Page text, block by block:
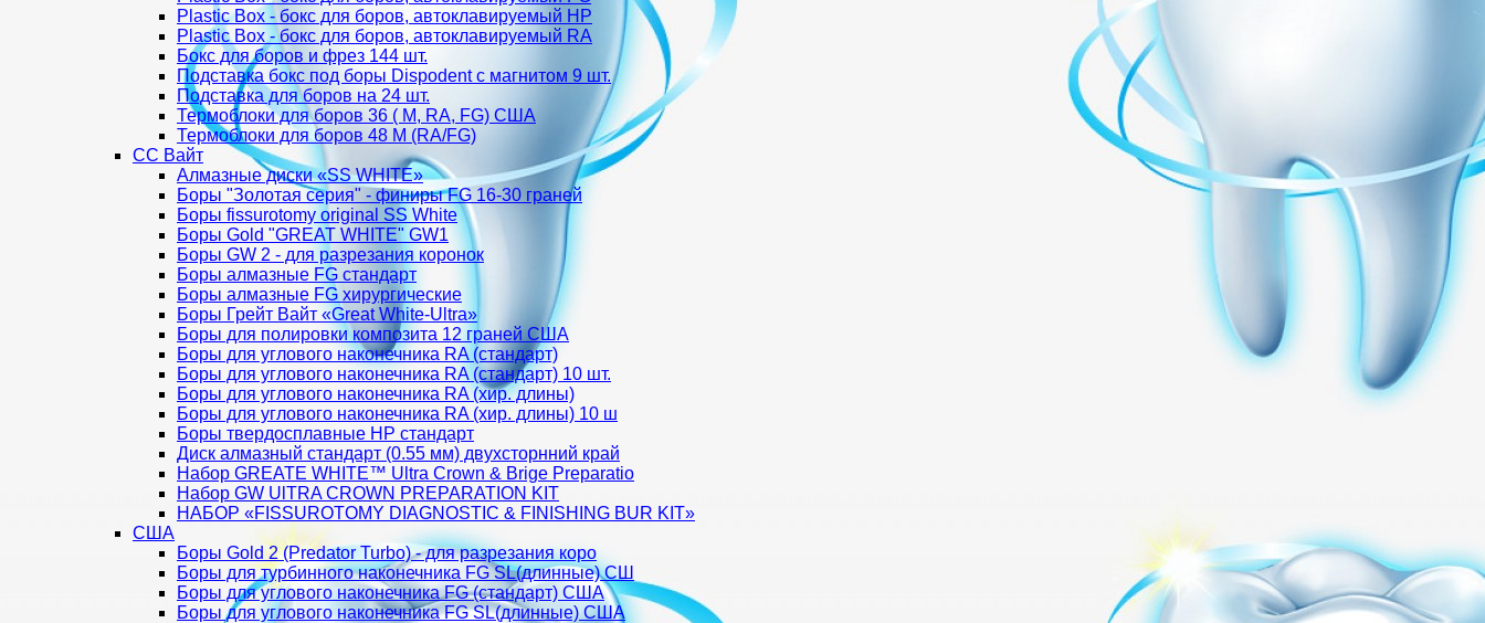
Plastic Box - бокс для боров, автоклавируемый HP
Plastic Box - бокс для боров, автоклавируемый RA
Бокс для боров и фрез 144 шт.
Подставка бокс под боры Dispodent с магнитом 9 шт.
Подставка для боров на 24 шт.
Термоблоки для боров 36 ( М, RA, FG) США
Термоблоки для боров 48 М (RA/FG)
СС Вайт
Алмазные диски «SS WHITE»
Боры "Золотая серия" - финиры FG 16-30 граней
Боры fissurotomy original SS White
Боры Gold "GREAT WHITE" GW1
Боры GW 2 - для разрезания коронок
Боры алмазные FG стандарт
Боры алмазные FG хирургические
Боры Грейт Вайт «Great White-Ultra»
Боры для полировки композита 12 граней США
Боры для углового наконечника RA (стандарт)
Боры для углового наконечника RA (стандарт) 10 шт.
Боры для углового наконечника RA (хир. длины)
Боры для углового наконечника RA (хир. длины) 10 ш
Боры твердосплавные НР стандарт
Диск алмазный стандарт (0.55 мм) двухсторнний край
Набор GREATE WHITE™ Ultra Crown & Brige Preparatio
Набор GW UlTRA CROWN PREPARATION KIT
НАБОР «FISSUROTOMY DIAGNOSTIC & FINISHING BUR KIT»
США
Боры Gold 2 (Predator Turbo) - для разрезания коро
Боры для турбинного наконечника FG SL(длинные) CШ
Боры для углового наконечника FG (стандарт) США
Боры для углового наконечника FG SL(длинные) CША